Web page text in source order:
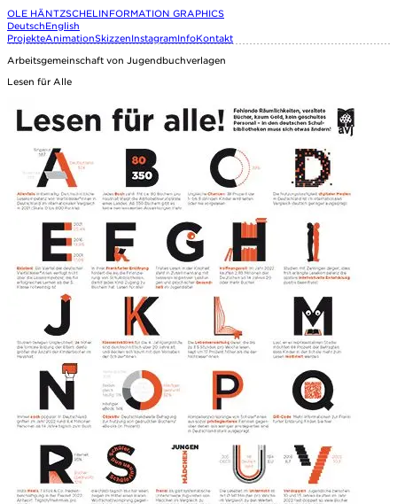
OLE HÄNTZSCHEL INFORMATION GRAPHICS
DeutschEnglish
ProjekteAnimationSkizzenInstagramInfoKontakt
Arbeitsgemeinschaft von Jugendbuchverlagen
Lesen für Alle